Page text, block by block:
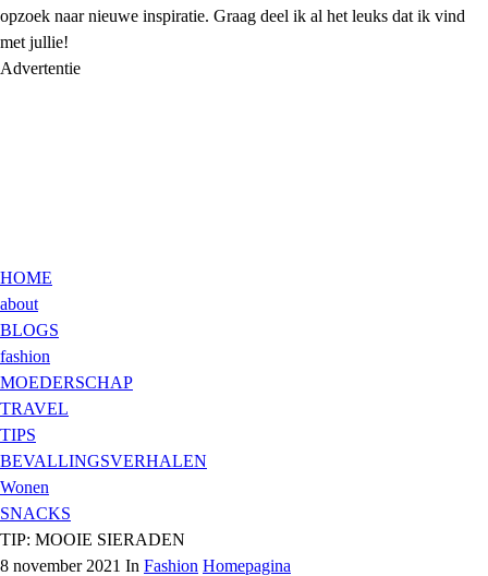
opzoek naar nieuwe inspiratie. Graag deel ik al het leuks dat ik vind
met jullie!
Advertentie
HOME
about
BLOGS
fashion
MOEDERSCHAP
TRAVEL
TIPS
BEVALLINGSVERHALEN
Wonen
SNACKS
TIP: MOOIE SIERADEN
8 november 2021 In Fashion Homepagina